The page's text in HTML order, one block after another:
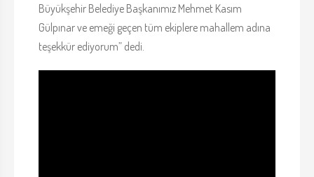
Büyükşehir Belediye Başkanımız Mehmet Kasım
Gülpınar ve emeği geçen tüm ekiplere mahallem adına
teşekkür ediyorum” dedi.